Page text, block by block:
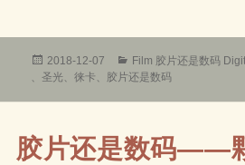
发
布
2018-12-07
分
类
Film 胶片还是数码
、圣光、徕卡 、 胶片还是数码
胶片还是数码——